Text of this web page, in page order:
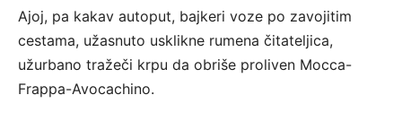
Ajoj, pa kakav autoput, bajkeri voze po zavojitim
cestama, užasnuto usklikne rumena čitateljica,
užurbano tražeči krpu da obriše proliven Mocca-
Frappa-Avocachino.